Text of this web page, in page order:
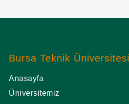
Bursa Teknik Üniversitesi
Anasayfa
Üniversitemiz